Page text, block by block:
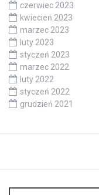
czerwiec 2023
kwiecień 2023
marzec 2023
luty 2023
styczeń 2023
marzec 2022
luty 2022
styczeń 2022
grudzień 2021